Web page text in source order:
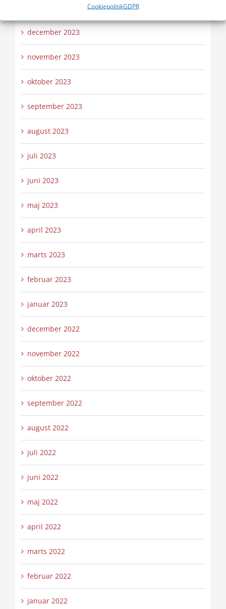
CookiepolitikGDPR
december 2023
november 2023
oktober 2023
september 2023
august 2023
juli 2023
juni 2023
maj 2023
april 2023
marts 2023
februar 2023
januar 2023
december 2022
november 2022
oktober 2022
september 2022
august 2022
juli 2022
juni 2022
maj 2022
april 2022
marts 2022
februar 2022
januar 2022